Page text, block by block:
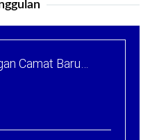
Camat Baru…